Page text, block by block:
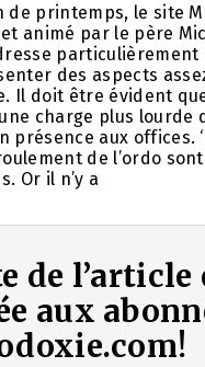
de printemps, le site
animé par le père
particulièrement
des aspects
Il doit être évident
charge plus lourde
présence aux offices.
de l’ordo
Or il n’y a
de l’article
aux